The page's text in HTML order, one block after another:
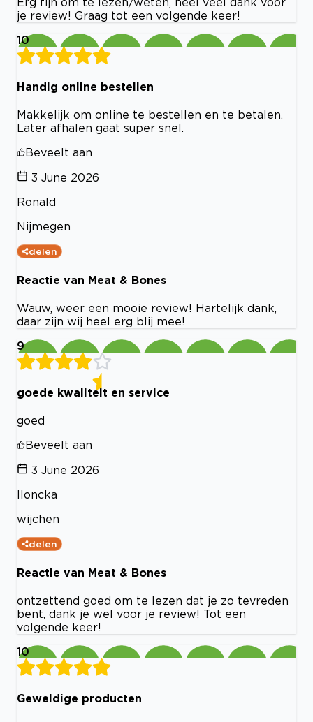
je review! Graag tot een volgende keer!
10
Handig online bestellen
Makkelijk om online te bestellen en te betalen.
Later afhalen gaat super snel.
Beveelt aan
3 June 2026
Ronald
Nijmegen
delen
Reactie van Meat & Bones
Wauw, weer een mooie review! Hartelijk dank,
daar zijn wij heel erg blij mee!
9
goede kwaliteit en service
goed
Beveelt aan
3 June 2026
Iloncka
wijchen
delen
Reactie van Meat & Bones
ontzettend goed om te lezen dat je zo tevreden
bent, dank je wel voor je review! Tot een
volgende keer!
10
Geweldige producten